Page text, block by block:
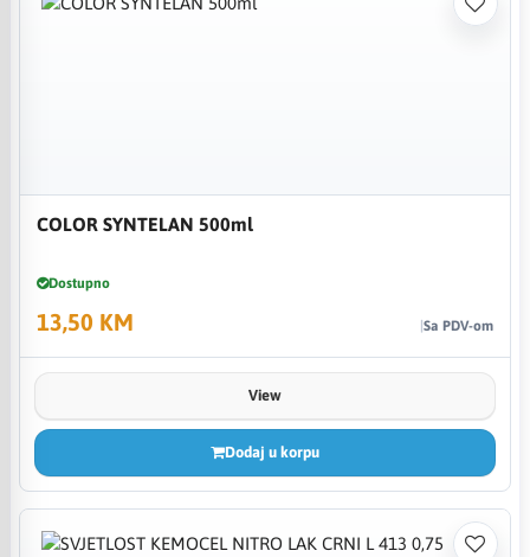
COLOR SYNTELAN 500ml
Dostupno
13,50 KM Sa PDV-om
View
Dodaj u korpu